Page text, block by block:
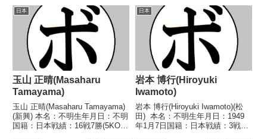
日本
玉山 正晴(Masaharu
Tamayama)
玉山 正晴(Masaharu Tamayama)
(新興) 本名：不明生年月日：不明
国籍：日本戦績：16戦7勝(5KO)8
日本
岩本 博行(Hiroyuki
Iwamoto)
岩本 博行(Hiroyuki Iwamoto)(松
田) 本名：不明生年月日：1949
年1月7日国籍：日本戦績：3戦1